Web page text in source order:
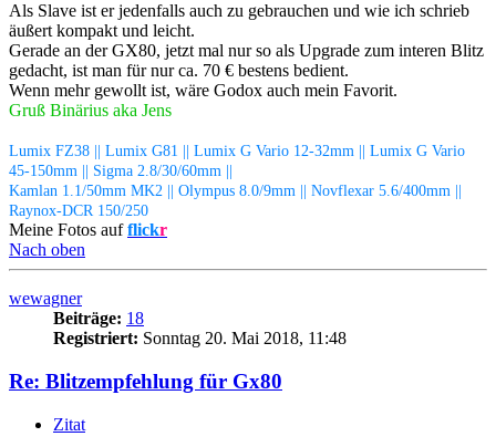
Als Slave ist er jedenfalls auch zu gebrauchen und wie ich schrieb
äußert kompakt und leicht.
Gerade an der GX80, jetzt mal nur so als Upgrade zum interen Blitz
gedacht, ist man für nur ca. 70 € bestens bedient.
Wenn mehr gewollt ist, wäre Godox auch mein Favorit.
Gruß Binärius aka Jens
Lumix FZ38 || Lumix G81 || Lumix G Vario 12-32mm || Lumix G Vario
45-150mm || Sigma 2.8/30/60mm ||
Kamlan 1.1/50mm MK2 || Olympus 8.0/9mm || Novflexar 5.6/400mm ||
Raynox-DCR 150/250
Meine Fotos aufflickr
Nach oben
wewagner
Beiträge: 18
Registriert: Sonntag 20. Mai 2018, 11:48
Re: Blitzempfehlung für Gx80
Zitat